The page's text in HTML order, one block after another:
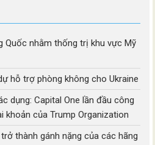
Quốc nhằm thống trị khu vực Mỹ
hỗ trợ phòng không cho Ukraine
dụng: Capital One lần đầu công
khoản của Trump Organization
thành gánh nặng của các hãng